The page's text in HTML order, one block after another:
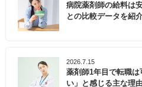
病院薬剤師の給料は
との比較データを紹
2026.7.15
薬剤師1年目で転職
い」と感じる主な理